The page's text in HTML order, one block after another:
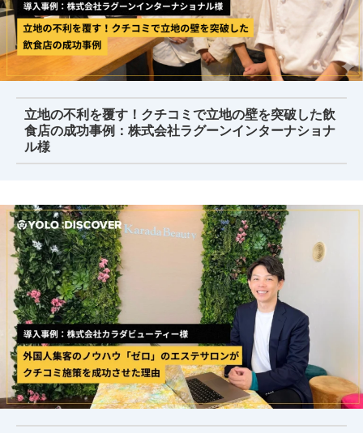
立地の不利を覆す！クチコミで立地の壁を突破した飲
食店の成功事例：株式会社ラグーンインターナショナ
ル様